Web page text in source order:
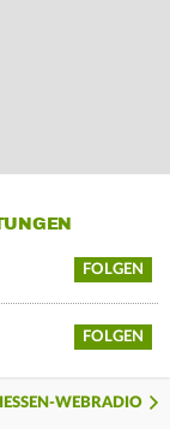
FOLGEN
FOLGEN
WEBRADIO